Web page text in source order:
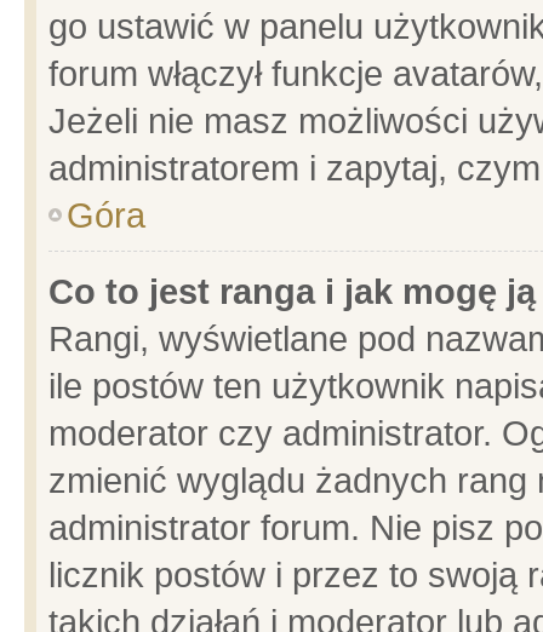
go ustawić w panelu
forum włączył funkcje
Jeżeli nie masz możliwości
administratorem i zapytaj,
Góra
Co to jest ranga i jak mogę
Rangi, wyświetlane pod
ile postów ten użytkownik
moderator czy administrator.
zmienić wyglądu żadnych
administrator forum. Nie pisz
licznik postów i przez to swoją
takich działań i moderator lub